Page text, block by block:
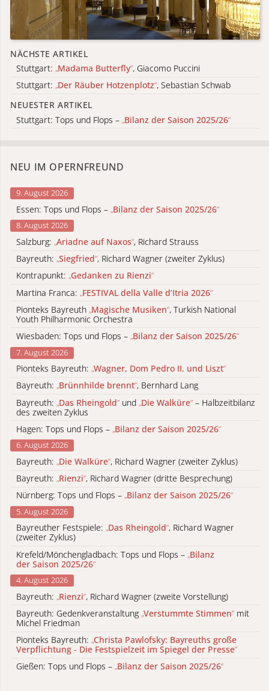
NÄCHSTE ARTIKEL
Stuttgart: „Madama Butterfly“, Giacomo Puccini
Stuttgart: „Der Räuber Hotzenplotz“, Sebastian Schwab
NEUESTER ARTIKEL
Stuttgart: Tops und Flops – „Bilanz der Saison 2025/26“
NEU IM OPERNFREUND
9. August 2026
Essen: Tops und Flops – „Bilanz der Saison 2025/26“
8. August 2026
Salzburg: „Ariadne auf Naxos“, Richard Strauss
Bayreuth: „Siegfried“, Richard Wagner (zweiter Zyklus)
Kontrapunkt: „Gedanken zu Rienzi“
Martina Franca: „FESTIVAL della Valle d’Itria 2026“
Pionteks Bayreuth „Magische Musiken“, Turkish National
Youth Philharmonic Orchestra
Wiesbaden: Tops und Flops – „Bilanz der Saison 2025/26“
7. August 2026
Pionteks Bayreuth: „Wagner, Dom Pedro II. und Liszt“
Bayreuth: „Brünnhilde brennt“, Bernhard Lang
Bayreuth: „Das Rheingold“ und „Die Walküre“ – Halbzeitbilanz
des zweiten Zyklus
Hagen: Tops und Flops – „Bilanz der Saison 2025/26“
6. August 2026
Bayreuth: „Die Walküre“, Richard Wagner (zweiter Zyklus)
Bayreuth: „Rienzi“, Richard Wagner (dritte Besprechung)
Nürnberg: Tops und Flops – „Bilanz der Saison 2025/26“
5. August 2026
Bayreuther Festspiele: „Das Rheingold“, Richard Wagner
(zweiter Zyklus)
Krefeld/Mönchengladbach: Tops und Flops – „Bilanz
der Saison 2025/26“
4. August 2026
Bayreuth: „Rienzi“, Richard Wagner (zweite Vorstellung)
Bayreuth: Gedenkveranstaltung „Verstummte Stimmen“ mit
Michel Friedman
Pionteks Bayreuth: „Christa Pawlofsky: Bayreuths große
Verpflichtung - Die Festspielzeit im Spiegel der Presse“
Gießen: Tops und Flops – „Bilanz der Saison 2025/26“